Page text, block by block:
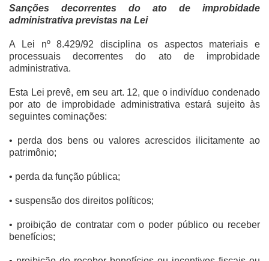
Sanções decorrentes do ato de improbidade
administrativa previstas na Lei
A Lei nº 8.429/92 disciplina os aspectos materiais e
processuais decorrentes do ato de improbidade
administrativa.
Esta Lei prevê, em seu art. 12, que o indivíduo condenado
por ato de improbidade administrativa estará sujeito às
seguintes cominações:
• perda dos bens ou valores acrescidos ilicitamente ao
patrimônio;
• perda da função pública;
• suspensão dos direitos políticos;
• proibição de contratar com o poder público ou receber
benefícios;